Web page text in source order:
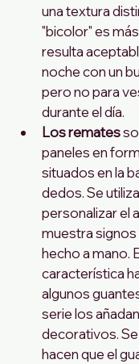
una textura
"bicolor" es
resulta
noche con un
pero no para
durante el día.
Los remates
paneles en
situados en la
dedos. Se
personalizar el
muestra signos
hecho a mano.
característica
algunos
serie los
decorativos.
hacen que el